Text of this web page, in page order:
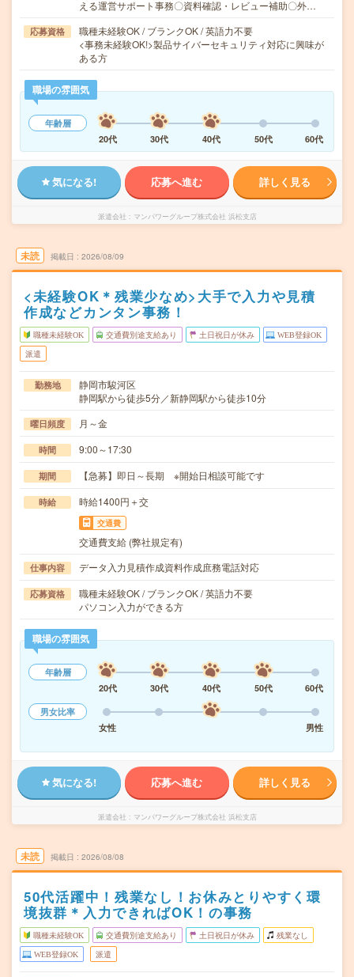
える運営サポート事務〇資料確認・レビュー補助〇外…
応募資格
職種未経験OK / ブランクOK / 英語力不要
<事務未経験OK!>製品サイバーセキュリティ対応に興味が
ある方
職場の雰囲気
年齢層
20代
30代 40代 50代 60代
気になる! 応募へ進む 詳しく見る
派遣会社 マンパワーグループ株式会社 浜松支店
未読 掲載日 2026/08/09
<未経験OK＊残業少なめ>大手で入力や見積
作成などカンタン事務！
職種未経験OK 交通費別途支給あり 土日祝日が休み WEB登録OK
派遣
勤務地
静岡市駿河区
静岡駅から徒歩5分／新静岡駅から徒歩10分
曜日頻度 月～金
時間 9:00～17:30
期間 【急募】即日～長期 ※開始日相談可能です
時給 時給1400円＋交
交通費
交通費支給 (弊社規定有)
仕事内容 データ入力見積作成資料作成庶務電話対応
応募資格
職種未経験OK / ブランクOK / 英語力不要
パソコン入力ができる方
職場の雰囲気
年齢層
20代
30代 40代 50代
60代
男女比率
女性
男性
気になる! 応募へ進む 詳しく見る
派遣会社 マンパワーグループ株式会社 浜松支店
未読 掲載日 2026/08/08
50代活躍中！残業なし！お休みとりやすく環
境抜群＊入力できればOK！の事務
職種未経験OK 交通費別途支給あり 土日祝日が休み 残業なし
WEB登録OK 派遣